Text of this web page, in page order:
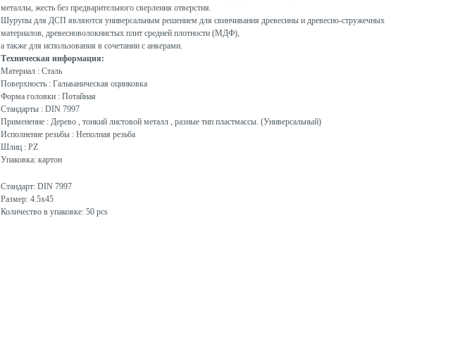
металлы, жесть без предварительного сверления отверстия.
Шурупы для ДСП являются универсальным решением для свинчивания древесины и древесно-стружечных
материалов, древесноволокнистых плит средней плотности (МДФ),
а также для использования в сочетании с анкерами.
Техническая информация:
Материал : Сталь
Поверхность : Гальваническая оцинковка
Форма головки : Потайная
Стандарты : DIN 7997
Применение : Дерево , тонкий листовой металл , разные тип пластмассы. (Универсальный)
Исполнение резьбы : Неполная резьба
Шлиц : PZ
Упаковка: картон
Стандарт: DIN 7997
Размер: 4.5x45
Количество в упаковке: 50 pcs